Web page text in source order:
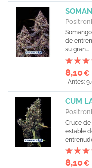
de
su gran...
8,10€
Antes:
CUM
Cruce
estable
8,10€